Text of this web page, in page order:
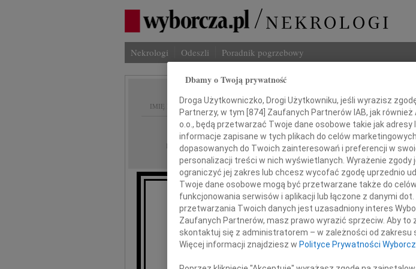
Nekrologi Odeszli Poradnik pogrzebowy
IMIĘ I NAZWISKO:
REGION: Wrocław
DATA EMISJI: 07.10.2010
Naszemu Koledze
Emilowi Warynickiemu
oraz Jego Córce
Dbamy o Twoją prywatność
Droga Użytkowniczko, Drogi Użytkowniku, jeśli wyrazisz
Partnerzy, w tym [874] Zaufanych Partnerów IAB, jak również
o.o., będą przetwarzać Twoje dane osobowe takie jak
informacje zapisane w tych plikach do celów
dopasowanych do Twoich zainteresowań i preferencji w
personalizacji treści w nich wyświetlanych. Wyrażenie
ograniczyć jej zakres lub chcesz wycofać zgodę uprzednio
Twoje dane osobowe mogą być przetwarzane także do
funkcjonowania serwisów i aplikacji lub łączone z danymi
przetwarzania Twoich danych jest uzasadniony interes
Zaufanych Partnerów, masz prawo wyrazić sprzeciw. Aby to
skontaktuj się z administratorem – w zależności od zakresu
Więcej informacji znajdziesz w Polityce Prywatności